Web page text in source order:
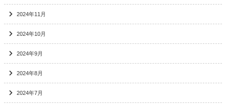
2024年11月
2024年10月
2024年9月
2024年8月
2024年7月